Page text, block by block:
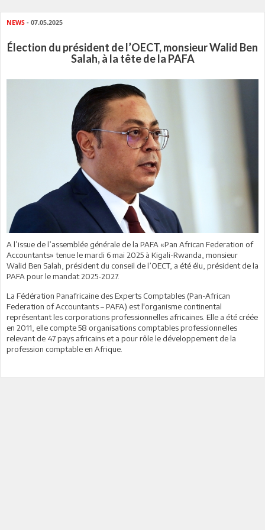
NEWS - 07.05.2025
Élection du président de l’OECT, monsieur Walid Ben
Salah, à la tête de la PAFA
A l’issue de l’assemblée générale de la PAFA «Pan African Federation of
Accountants» tenue le mardi 6 mai 2025 à Kigali-Rwanda, monsieur
Walid Ben Salah, président du conseil de l’OECT, a été élu, président de la
PAFA pour le mandat 2025-2027.
La Fédération Panafricaine des Experts Comptables (Pan-African
Federation of Accountants – PAFA) est l'organisme continental
représentant les corporations professionnelles africaines. Elle a été créée
en 2011, elle compte 58 organisations comptables professionnelles
relevant de 47 pays africains et a pour rôle le développement de la
profession comptable en Afrique.